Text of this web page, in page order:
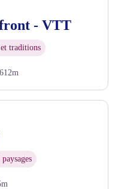
- VTT
traditions